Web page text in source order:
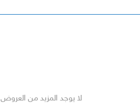
لا يوجد المزيد من العروض